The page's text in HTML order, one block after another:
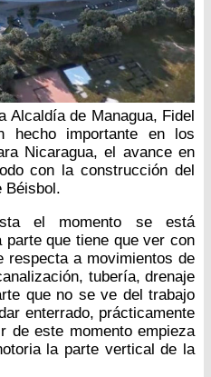
Alcaldía de Managua, Fidel
hecho importante en los
Nicaragua, el avance en
con la construcción del
Béisbol.
el momento se está
que tiene que ver con
a movimientos de
tubería, drenaje
que no se ve del trabajo
enterrado, prácticamente
de este momento empieza
la parte vertical de la